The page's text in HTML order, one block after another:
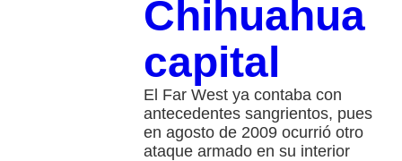
Chihuahua
capital
El Far West ya contaba con
antecedentes sangrientos, pues
en agosto de 2009 ocurrió otro
ataque armado en su interior